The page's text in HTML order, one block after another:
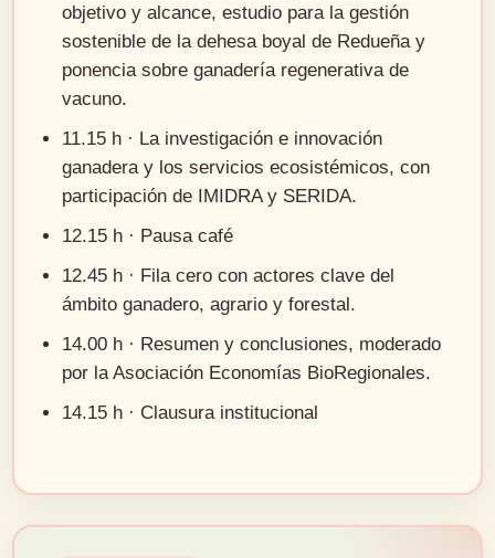
objetivo y alcance, estudio para la gestión
sostenible de la dehesa boyal de Redueña y
ponencia sobre ganadería regenerativa de
vacuno.
11.15 h · La investigación e innovación
ganadera y los servicios ecosistémicos, con
participación de IMIDRA y SERIDA.
12.15 h · Pausa café
12.45 h · Fila cero con actores clave del
ámbito ganadero, agrario y forestal.
14.00 h · Resumen y conclusiones, moderado
por la Asociación Economías BioRegionales.
14.15 h · Clausura institucional